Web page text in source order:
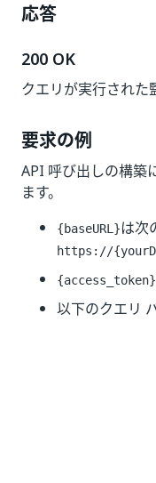
応答
200 OK
クエリが実行された
要求の例
API 呼び出しの構築
ます。
{baseURL}は次
https://
{access_token}
以下のクエリ